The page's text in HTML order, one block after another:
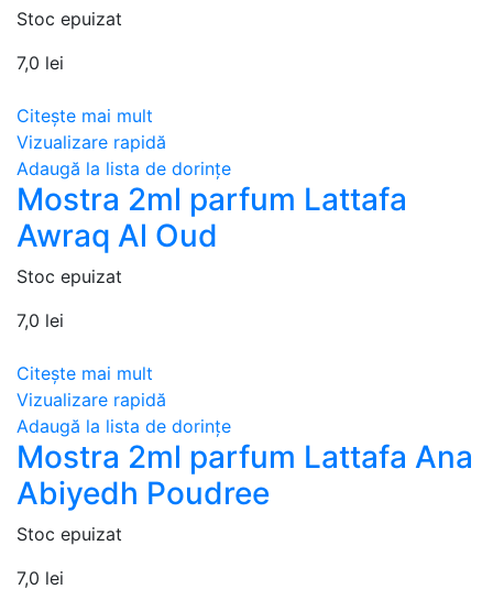
Stoc epuizat
7,0 lei
Citește mai mult
Vizualizare rapidă
Adaugă la lista de dorințe
Mostra 2ml parfum Lattafa
Awraq Al Oud
Stoc epuizat
7,0 lei
Citește mai mult
Vizualizare rapidă
Adaugă la lista de dorințe
Mostra 2ml parfum Lattafa Ana
Abiyedh Poudree
Stoc epuizat
7,0 lei